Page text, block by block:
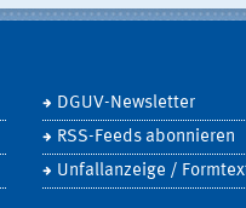
DGUV-Newsletter
RSS-Feeds abonnieren
Unfallanzeige /